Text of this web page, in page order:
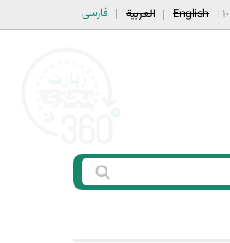
فارسی العربية English